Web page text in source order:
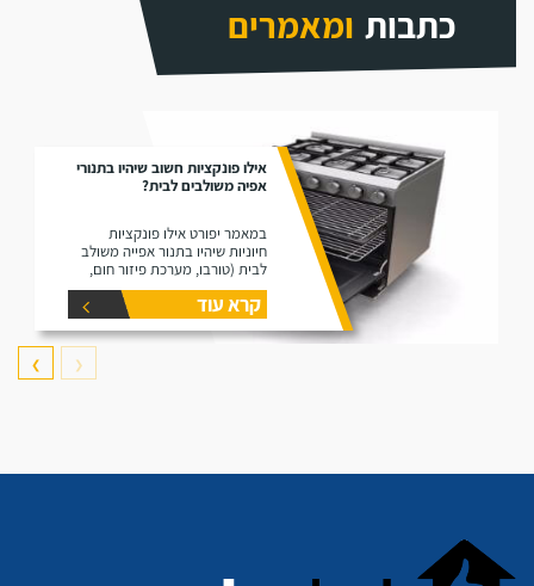
כתבות ומאמרים
אילו פונקציות חשוב שיהיו בתנורי
אפיה משולבים לבית?
במאמר יפורט אילו פונקציות
חיוניות שיהיו בתנור אפייה משולב
לבית (טורבו, מערכת פיזור חום,
גריל, מנגנון ניקוי עצמי).
קרא עוד
❮
❯